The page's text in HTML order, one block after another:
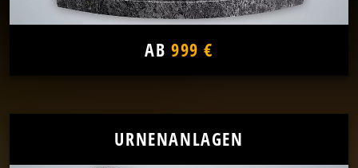
AB 999 €
URNENANLAGEN